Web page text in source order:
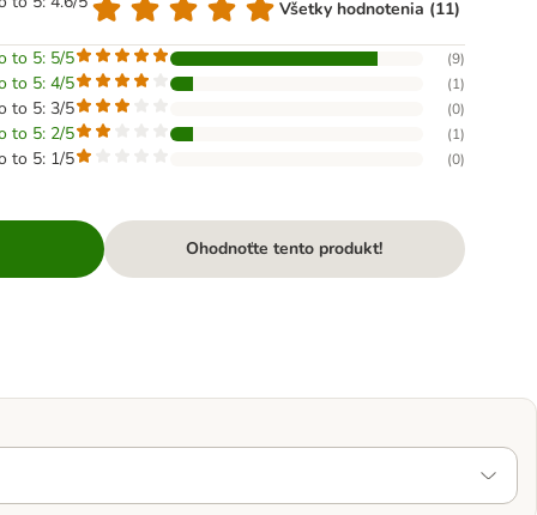
Všetky hodnotenia (11)
to 5: 5/5 (9)
to 5: 4/5 (1)
to 5: 3/5 (0)
to 5: 2/5 (1)
to 5: 1/5 (0)
Ohodnoťte tento produkt!